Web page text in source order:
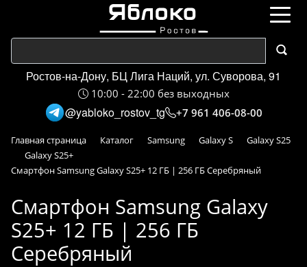
Ростов-на-Дону, БЦ Лига Наций, ул. Суворова, 91
10:00 - 22:00 без выходных
@yabloko_rostov_tg +7 961 406-08-00
Главная страница Каталог Samsung Galaxy S
Galaxy S25
Galaxy S25+
Смартфон Samsung Galaxy S25+ 12 ГБ | 256 ГБ Cеребряный
Смартфон Samsung Galaxy
S25+ 12 ГБ | 256 ГБ
Cеребряный